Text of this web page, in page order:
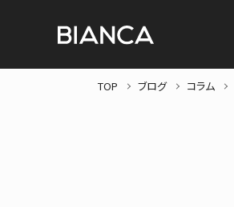
TOP ブログ コラム